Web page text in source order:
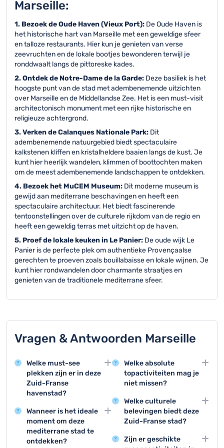
Marseille:
1. Bezoek de Oude Haven (Vieux Port): De Oude Haven is
het historische hart van Marseille met een geweldige sfeer
en talloze restaurants. Hier kun je genieten van verse
zeevruchten en de lokale bootjes bewonderen terwijl je
ronddwaalt langs de pittoreske kades.
2. Ontdek de Notre-Dame de la Garde: Deze basiliek is het
hoogste punt van de stad met adembenemende uitzichten
over Marseille en de Middellandse Zee. Het is een must-visit
architectonisch monument met een rijke historische en
religieuze achtergrond.
3. Verken de Calanques Nationale Park: Dit
adembenemende natuurgebied biedt spectaculaire
kalkstenen kliffen en kristalheldere baaien langs de kust. Je
kunt hier heerlijk wandelen, klimmen of boottochten maken
om de meest adembenemende landschappen te ontdekken.
4. Bezoek het MuCEM Museum: Dit moderne museum is
gewijd aan mediterrane beschavingen en heeft een
spectaculaire architectuur. Het biedt fascinerende
tentoonstellingen over de culturele rijkdom van de regio en
heeft een geweldig terras met uitzicht op de haven.
5. Proef de lokale keuken in Le Panier: De oude wijk Le
Panier is de perfecte plek om authentieke Provençaalse
gerechten te proeven zoals bouillabaisse en lokale wijnen. Je
kunt hier rondwandelen door charmante straatjes en
genieten van de traditionele mediterrane sfeer.
Vragen & Antwoorden Marseille
Welke must-see
plekken zijn er in deze
Zuid-Franse
havenstad?
Marseille beschikt over
geweldige
bezienswaardigheden
zoals de historische
Wanneer is het ideale
moment om deze
mediterrane stad te
ontdekken?
Welke absolute
topactiviteiten mag je
niet missen?
De top 3 activiteiten zijn
een bezoek aan Notre-
Dame de la Garde, een
haven en een excursie
Welke culturele
belevingen biedt deze
Zuid-Franse stad?
Marseille heeft
geweldige musea zoals
Zijn er geschikte